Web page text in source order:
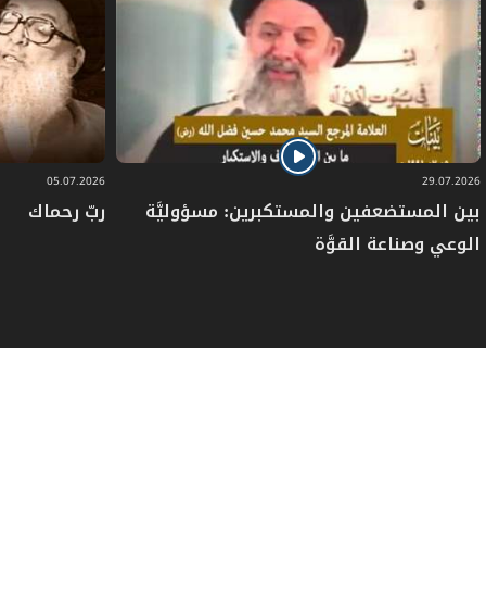
29.07.2026
بين المستضعفين والمستكبرين: مسؤوليَّة
الوعي وصناعة القوَّة
05.07.2026
ربّ رحماك